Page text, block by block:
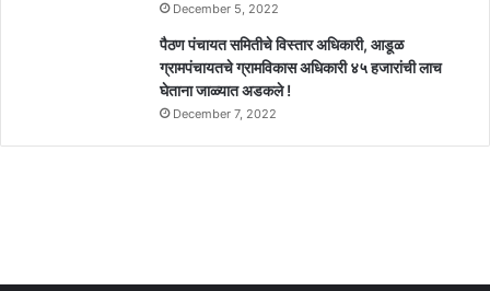
December 5, 2022
पैठण पंचायत समितीचे विस्तार अधिकारी, आडूळ
ग्रामपंचायतचे ग्रामविकास अधिकारी ४५ हजारांची लाच
घेताना जाळ्यात अडकले !
December 7, 2022